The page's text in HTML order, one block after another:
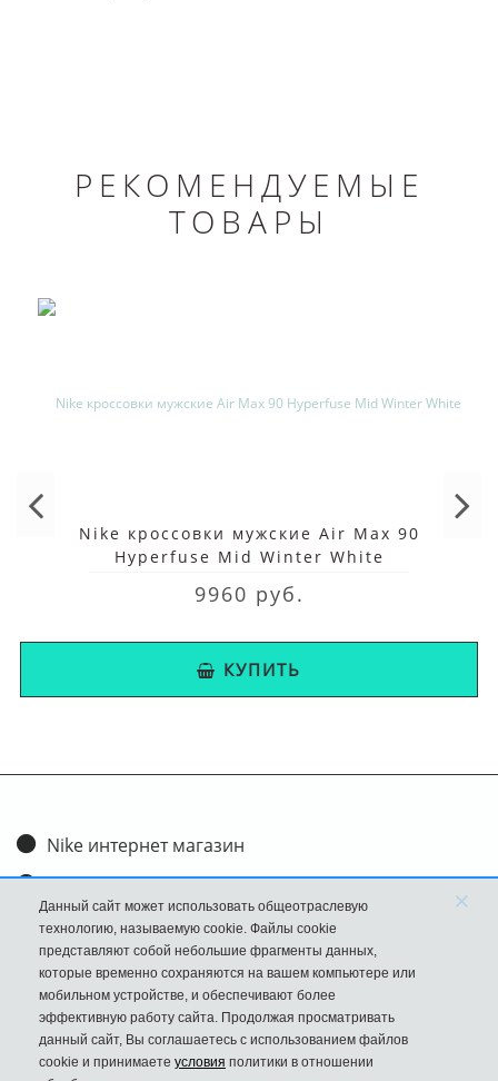
РЕКОМЕНДУЕМЫЕ
ТОВАРЫ
Nike кроссовки мужские Air Max 90
Hyperfuse Mid Winter White
9960 руб.
КУПИТЬ
Nike интернет магазин
Доставка и оплата
Обмен и возврат
Размеры
FAQ
Новости
Данный сайт может использовать общеотраслевую
технологию, называемую cookie. Файлы cookie
представляют собой небольшие фрагменты данных,
которые временно сохраняются на вашем компьютере или
мобильном устройстве, и обеспечивают более
эффективную работу сайта. Продолжая просматривать
данный сайт, Вы соглашаетесь с использованием файлов
cookie и принимаете условия политики в отношении
×